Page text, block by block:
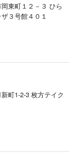
東町１２－３ ひら
３号館４０１
町1-2-3 枚方テイク